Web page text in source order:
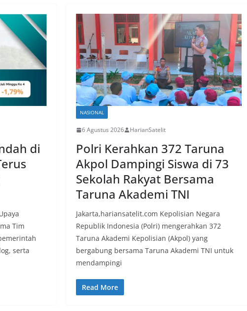
di
Tim
serta
NASIONAL
6 Agustus 2026 HarianSatelit
Polri Kerahkan 372 Taruna
Akpol Dampingi Siswa di 73
Sekolah Rakyat Bersama
Taruna Akademi TNI
Jakarta,hariansatelit.com Kepolisian Negara
Republik Indonesia (Polri) mengerahkan 372
Taruna Akademi Kepolisian (Akpol) yang
bergabung bersama Taruna Akademi TNI untuk
mendampingi
Read More